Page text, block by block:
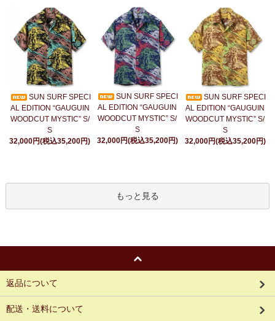
SUN SURF SPECI
AL EDITION “GAUGUIN
WOODCUT MYSTIC” S/
S
32,000円(税込35,200円)
SUN SURF SPECI
AL EDITION “GAUGUIN
WOODCUT MYSTIC” S/
S
32,000円(税込35,200円)
SUN SURF SPECI
AL EDITION “GAUGUIN
WOODCUT MYSTIC” S/
S
32,000円(税込35,200円)
もっと見る
返品について
配送・送料について